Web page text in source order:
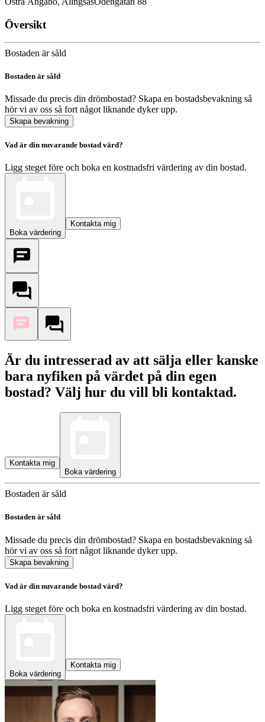
Översikt
Bostaden är såld
Bostaden är såld
Missade du precis din drömbostad? Skapa en bostadsbevakning så
hör vi av oss så fort något liknande dyker upp.
Skapa bevakning
Vad är din nuvarande bostad värd?
Ligg steget före och boka en kostnadsfri värdering av din bostad.
Boka värdering
Kontakta mig
Är du intresserad av att sälja eller kanske
bara nyfiken på värdet på din egen
bostad? Välj hur du vill bli kontaktad.
Kontakta mig
Boka värdering
Bostaden är såld
Bostaden är såld
Missade du precis din drömbostad? Skapa en bostadsbevakning så
hör vi av oss så fort något liknande dyker upp.
Skapa bevakning
Vad är din nuvarande bostad värd?
Ligg steget före och boka en kostnadsfri värdering av din bostad.
Boka värdering
Kontakta mig